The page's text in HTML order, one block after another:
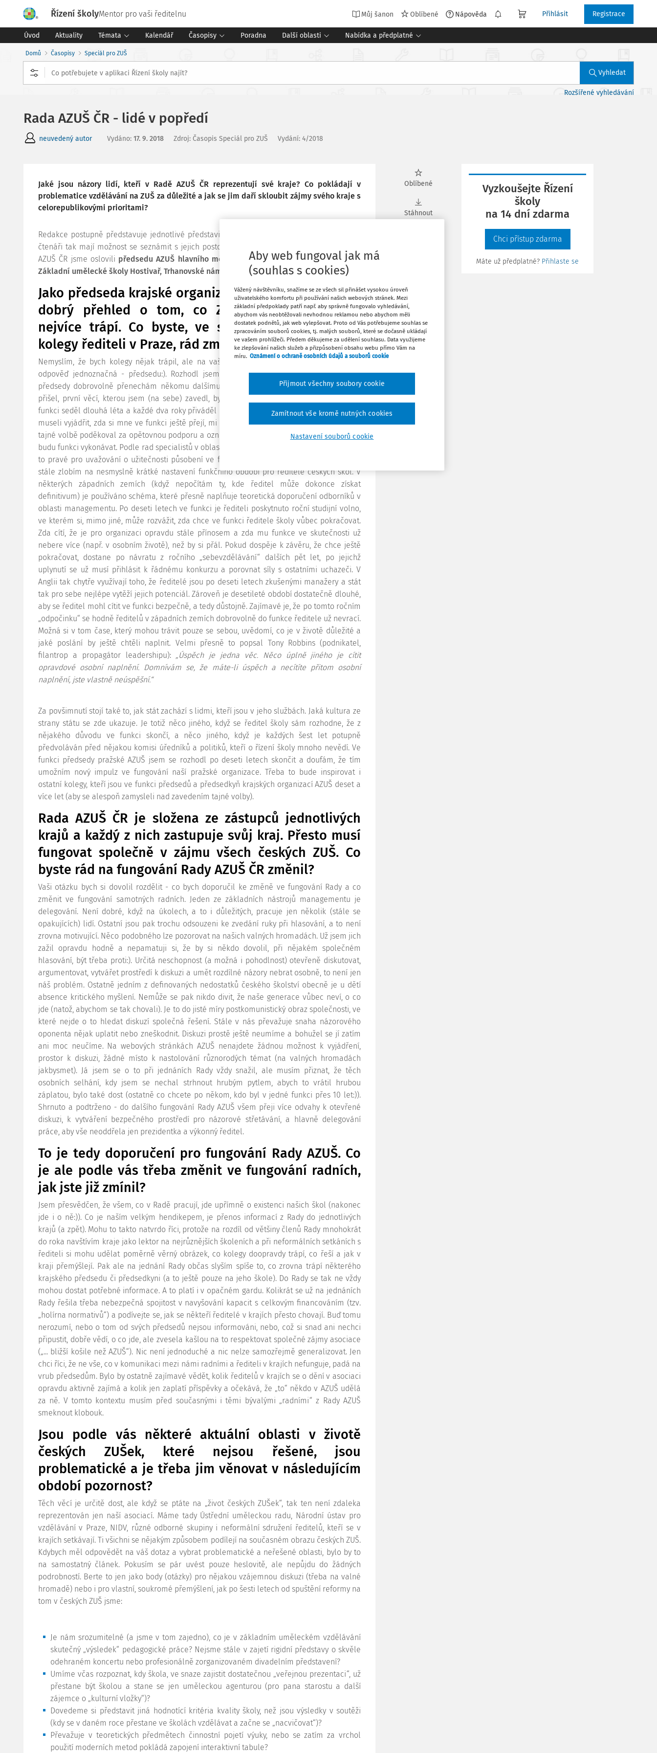
Řízení školyMentor pro vaši ředitelnu Můj šanon Oblíbené Nápověda Přihlásit Registrace
Úvod Aktuality Témata Kalendář Časopisy Poradna Další oblasti Nabídka a předplatné
Domů Časopisy Speciál pro ZUŠ
Vyhledat
Rozšířené vyhledávání
Rada AZUŠ ČR - lidé v popředí
neuvedený autor Vydáno: 17. 9. 2018 Zdroj: Časopis Speciál pro ZUŠ Vydání: 4/2018
Jaké jsou názory lidí, kteří v Radě AZUŠ ČR reprezentují své kraje? Co pokládají v
problematice vzdělávání na ZUŠ za důležité a jak se jim daří skloubit zájmy svého kraje s
celorepublikovými prioritami?
Redakce postupně představuje jednotlivé představitele současné reprezentace Asociace, a
čtenáři tak mají možnost se seznámit s jejich postoji a stanovisky. Jako dalšího člena Rady
AZUŠ ČR jsme oslovili předsedu AZUŠ hlavního města Prahy pana Jiřího Stárka, ředitele
Základní umělecké školy Hostivař, Trhanovské náměstí
Jako předseda krajské organizace AZUŠ ČR máte jistě
dobrý přehled o tom, co ZUŠky ve vašem kraji
nejvíce trápí. Co byste, ve spolupráci s ostatními
kolegy řediteli v Praze, rád změnil?
Nemyslím, že bych kolegy nějak trápil, ale na vaši otázku, co bych rád u nás změnil, je
odpověď jednoznačná - předsedu:). Rozhodl jsem se, že v tomto roce funkci krajského
předsedy dobrovolně přenechám někomu dalšímu. Když jsem do funkce před deseti lety
přišel, první věcí, kterou jsem (na sebe) zavedl, byla tajná volba. Představa, že bych v té
funkci seděl dlouhá léta a každé dva roky přiváděl kolegy do trapné situace, aby se veřejně
museli vyjádřit, zda si mne ve funkci ještě přejí, mi naháněla hrůzu. A tak jsem při poslední
tajné volbě poděkoval za opětovnou podporu a oznámil, že jsou to ale poslední dva roky, co
budu funkci vykonávat. Podle rad specialistů v oblasti řízení a vedení lidí je desetileté období
to pravé pro uvažování o užitečnosti působení ve funkci (a to v jakékoliv). Proto se vždy a
stále zlobím na nesmyslně krátké nastavení funkčního období pro ředitele českých škol. V
některých západních zemích (když nepočítám ty, kde ředitel může dokonce získat
definitivum) je používáno schéma, které přesně naplňuje teoretická doporučení odborníků v
oblasti managementu. Po deseti letech ve funkci je řediteli poskytnuto roční studijní volno,
ve kterém si, mimo jiné, může rozvážit, zda chce ve funkci ředitele školy vůbec pokračovat.
Zda cítí, že je pro organizaci opravdu stále přínosem a zda mu funkce ve skutečnosti už
nebere více (např. v osobním životě), než by si přál. Pokud dospěje k závěru, že chce ještě
pokračovat, dostane po návratu z ročního „sebevzdělávání“ dalších pět let, po jejichž
uplynutí se už musí přihlásit k řádnému konkurzu a porovnat síly s ostatními uchazeči. V
Anglii tak chytře využívají toho, že ředitelé jsou po deseti letech zkušenými manažery a stát
tak pro sebe nejlépe vytěží jejich potenciál. Zároveň je desetileté období dostatečně dlouhé,
aby se ředitel mohl cítit ve funkci bezpečně, a tedy důstojně. Zajímavé je, že po tomto ročním
„odpočinku“ se hodně ředitelů v západních zemích dobrovolně do funkce ředitele už nevrací.
Možná si v tom čase, který mohou trávit pouze se sebou, uvědomí, co je v životě důležité a
jaké poslání by ještě chtěli naplnit. Velmi přesně to popsal Tony Robbins (podnikatel,
filantrop a propagátor leadershipu): „Úspěch je jedna věc. Něco úplně jiného je cítit
opravdové osobní naplnění. Domnívám se, že máte-li úspěch a necítíte přitom osobní
naplnění, jste vlastně neúspěšní.“
Za povšimnutí stojí také to, jak stát zachází s lidmi, kteří jsou v jeho službách. Jaká kultura ze
strany státu se zde ukazuje. Je totiž něco jiného, když se ředitel školy sám rozhodne, že z
nějakého důvodu ve funkci skončí, a něco jiného, když je každých šest let potupně
předvoláván před nějakou komisi úředníků a politiků, kteří o řízení školy mnoho nevědí. Ve
funkci předsedy pražské AZUŠ jsem se rozhodl po deseti letech skončit a doufám, že tím
umožním nový impulz ve fungování naší pražské organizace. Třeba to bude inspirovat i
ostatní kolegy, kteří jsou ve funkci předsedů a předsedkyň krajských organizací AZUŠ deset a
více let (aby se alespoň zamysleli nad zavedením tajné volby).
Rada AZUŠ ČR je složena ze zástupců jednotlivých
krajů a každý z nich zastupuje svůj kraj. Přesto musí
fungovat společně v zájmu všech českých ZUŠ. Co
byste rád na fungování Rady AZUŠ ČR změnil?
Vaši otázku bych si dovolil rozdělit - co bych doporučil ke změně ve fungování Rady a co
změnit ve fungování samotných radních. Jeden ze základních nástrojů managementu je
delegování. Není dobré, když na úkolech, a to i důležitých, pracuje jen několik (stále se
opakujících) lidí. Ostatní jsou pak trochu odsouzeni ke zvedání ruky při hlasování, a to není
zrovna motivující. Něco podobného lze pozorovat na našich valných hromadách. Už jsem jich
zažil opravdu hodně a nepamatuji si, že by si někdo dovolil, při nějakém společném
hlasování, být třeba proti:). Určitá neschopnost (a možná i pohodlnost) otevřeně diskutovat,
argumentovat, vytvářet prostředí k diskuzi a umět rozdílné názory nebrat osobně, to není jen
náš problém. Ostatně jedním z definovaných nedostatků českého školství obecně je u dětí
absence kritického myšlení. Nemůže se pak nikdo divit, že naše generace vůbec neví, o co
jde (natož, abychom se tak chovali). Je to do jisté míry postkomunistický obraz společnosti, ve
které nejde o to hledat diskuzí společná řešení. Stále v nás převažuje snaha názorového
oponenta nějak uplatit nebo zneškodnit. Diskuzi prostě ještě neumíme a bohužel se jí zatím
ani moc neučíme. Na webových stránkách AZUŠ nenajdete žádnou možnost k vyjádření,
prostor k diskuzi, žádné místo k nastolování různorodých témat (na valných hromadách
jakbysmet). Já jsem se o to při jednáních Rady vždy snažil, ale musím přiznat, že těch
osobních selhání, kdy jsem se nechal strhnout hrubým pytlem, abych to vrátil hrubou
záplatou, bylo také dost (ostatně co chcete po někom, kdo byl v jedné funkci přes 10 let:)).
Shrnuto a podtrženo - do dalšího fungování Rady AZUŠ všem přeji více odvahy k otevřené
diskuzi, k vytváření bezpečného prostředí pro názorové střetávání, a hlavně delegování
práce, aby vše neoddřela jen prezidentka a výkonný ředitel.
To je tedy doporučení pro fungování Rady AZUŠ. Co
je ale podle vás třeba změnit ve fungování radních,
jak jste již zmínil?
Jsem přesvědčen, že všem, co v Radě pracují, jde upřímně o existenci našich škol (nakonec
jde i o ně:)). Co je naším velkým hendikepem, je přenos informací z Rady do jednotlivých
krajů (a zpět). Mohu to takto natvrdo říci, protože na rozdíl od většiny členů Rady mnohokrát
do roka navštívím kraje jako lektor na nejrůznějších školeních a při neformálních setkáních s
řediteli si mohu udělat poměrně věrný obrázek, co kolegy doopravdy trápí, co řeší a jak v
kraji přemýšlejí. Pak ale na jednání Rady občas slyším spíše to, co zrovna trápí některého
krajského předsedu či předsedkyni (a to ještě pouze na jeho škole). Do Rady se tak ne vždy
mohou dostat potřebné informace. A to platí i v opačném gardu. Kolikrát se už na jednáních
Rady řešila třeba nebezpečná spojitost v navyšování kapacit s celkovým financováním (tzv.
„holírna normativů“) a podívejte se, jak se někteří ředitelé v krajích přesto chovají. Buď tomu
nerozumí, nebo o tom od svých předsedů nejsou informováni, nebo, což si snad ani nechci
připustit, dobře vědí, o co jde, ale zvesela kašlou na to respektovat společné zájmy asociace
(„... bližší košile než AZUŠ“). Nic není jednoduché a nic nelze samozřejmě generalizovat. Jen
chci říci, že ne vše, co v komunikaci mezi námi radními a řediteli v krajích nefunguje, padá na
vrub předsedům. Bylo by ostatně zajímavé vědět, kolik ředitelů v krajích se o dění v asociaci
opravdu aktivně zajímá a kolik jen zaplatí příspěvky a očekává, že „to“ někdo v AZUŠ udělá
za ně. V tomto kontextu musím před současnými i těmi bývalými „radními“ z Rady AZUŠ
smeknout klobouk.
Jsou podle vás některé aktuální oblasti v životě
českých ZUŠek, které nejsou řešené, jsou
problematické a je třeba jim věnovat v následujícím
období pozornost?
Těch věcí je určitě dost, ale když se ptáte na „život českých ZUŠek“, tak ten není zdaleka
reprezentován jen naší asociací. Máme tady Ústřední uměleckou radu, Národní ústav pro
vzdělávání v Praze, NIDV, různé odborné skupiny i neformální sdružení ředitelů, kteří se v
krajích setkávají. Ti všichni se nějakým způsobem podílejí na současném obrazu českých ZUŠ.
Kdybych měl odpovědět na váš dotaz a vybrat problematické a neřešené oblasti, bylo by to
na samostatný článek. Pokusím se pár uvést pouze heslovitě, ale nepůjdu do žádných
podrobností. Berte to jen jako body (otázky) pro nějakou vzájemnou diskuzi (třeba na valné
hromadě) nebo i pro vlastní, soukromé přemýšlení, jak po šesti letech od spuštění reformy na
tom v českých ZUŠ jsme:
Je nám srozumitelné (a jsme v tom zajedno), co je v základním uměleckém vzdělávání
skutečný „výsledek“ pedagogické práce? Nejsme stále v zajetí rigidní představy o skvěle
odehraném koncertu nebo profesionálně zorganizovaném divadelním představení?
Umíme včas rozpoznat, kdy škola, ve snaze zajistit dostatečnou „veřejnou prezentaci“, už
přestane být školou a stane se jen uměleckou agenturou (pro pana starostu a další
zájemce o „kulturní vložky“)?
Dovedeme si představit jiná hodnotící kritéria kvality školy, než jsou výsledky v soutěži
(kdy se v daném roce přestane ve školách vzdělávat a začne se „nacvičovat“)?
Převažuje v teoretických předmětech činnostní pojetí výuky, nebo se zatím za vrchol
použití moderních metod pokládá zapojení interaktivní tabule?
Oblíbené
Stáhnout
Poznámka
Vyzkoušejte Řízení
školy
na 14 dní zdarma
Chci přístup zdarma
Máte už předplatné? Přihlaste se
Aby web fungoval jak má
(souhlas s cookies)
Vážený návštěvníku, snažíme se ze všech sil přinášet vysokou úroveň
uživatelského komfortu při používání našich webových stránek. Mezi
základní předpoklady patří např. aby správně fungovalo vyhledávání,
abychom vás neobtěžovali nevhodnou reklamou nebo abychom měli
dostatek podnětů, jak web vylepšovat. Proto od Vás potřebujeme souhlas se
zpracováním souborů cookies, tj. malých souborů, které se dočasně ukládají
ve vašem prohlížeči. Předem děkujeme za udělení souhlasu. Data využijeme
ke zlepšování našich služeb a přizpůsobení obsahu webu přímo Vám na
míru. Oznámení o ochraně osobních údajů a souborů cookie
Nastavení souborů cookie
Zamítnout vše kromě nutných cookies
Přijmout všechny soubory cookie